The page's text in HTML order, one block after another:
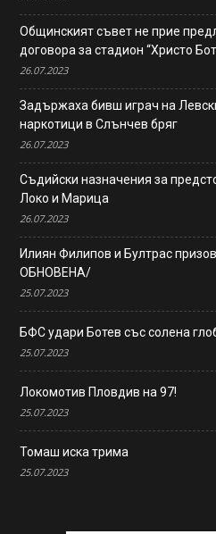
Общинският съвет не прие
договора за стадион “Христо
26.07.2023
Задържаха бивш играч на
наркотици в Слънчев бряг
26.07.2023
Съдийски назначения за
Локо и Марица
26.07.2023
Илиян Филипов и Бултрас
ОБНОВЕНА/
25.07.2023
БФС удари Ботев със солена
25.07.2023
Локомотив Пловдив на 97!
25.07.2023
Томаш иска трима
25.07.2023